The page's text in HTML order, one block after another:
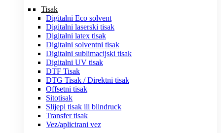
Tisak
Digitalni Eco solvent
Digitalni laserski tisak
Digitalni latex tisak
Digitalni solventni tisak
Digitalni sublimacijski tisak
Digitalni UV tisak
DTF Tisak
DTG Tisak / Direktni tisak
Offsetni tisak
Sitotisak
Slijepi tisak ili blindruck
Transfer tisak
Vez/aplicirani vez